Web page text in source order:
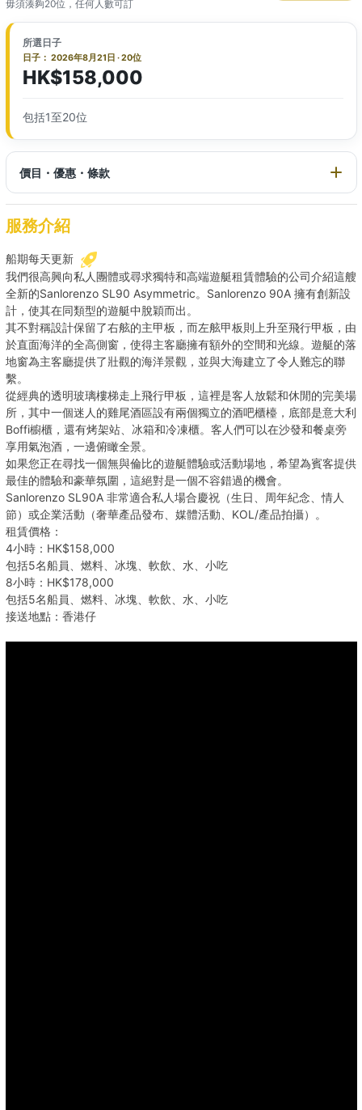
毋須湊夠20位，任何人數可訂
所選日子
日子： 2026年8月21日 · 20位
HK$158,000
包括1至20位
價目・優惠・條款
服務介紹
船期每天更新
我們很高興向私人團體或尋求獨特和高端遊艇租賃體驗的公司介紹這艘
全新的Sanlorenzo SL90 Asymmetric。Sanlorenzo 90A 擁有創新設
計，使其在同類型的遊艇中脫穎而出。
其不對稱設計保留了右舷的主甲板，而左舷甲板則上升至飛行甲板，由
於直面海洋的全高側窗，使得主客廳擁有額外的空間和光線。遊艇的落
地窗為主客廳提供了壯觀的海洋景觀，並與大海建立了令人難忘的聯
繫。
從經典的透明玻璃樓梯走上飛行甲板，這裡是客人放鬆和休閒的完美場
所，其中一個迷人的雞尾酒區設有兩個獨立的酒吧櫃檯，底部是意大利
Boffi櫥櫃，還有烤架站、冰箱和冷凍櫃。客人們可以在沙發和餐桌旁
享用氣泡酒，一邊俯瞰全景。
如果您正在尋找一個無與倫比的遊艇體驗或活動場地，希望為賓客提供
最佳的體驗和豪華氛圍，這絕對是一個不容錯過的機會。
Sanlorenzo SL90A 非常適合私人場合慶祝（生日、周年紀念、情人
節）或企業活動（奢華產品發布、媒體活動、KOL/產品拍攝）。
租賃價格：
4小時：HK$158,000
包括5名船員、燃料、冰塊、軟飲、水、小吃
8小時：HK$178,000
包括5名船員、燃料、冰塊、軟飲、水、小吃
接送地點：香港仔